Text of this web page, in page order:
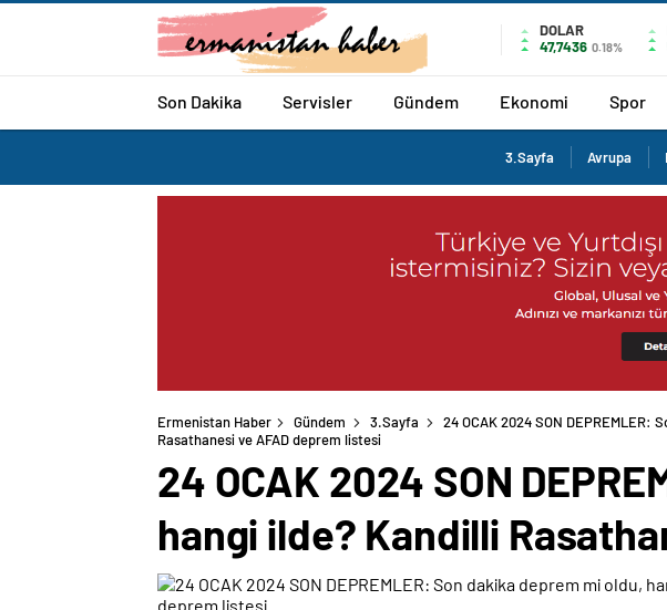
DOLAR
47,7436 0.18%
Son Dakika Servisler Gündem Ekonomi Spor
3.Sayfa Avrupa
Ermenistan Haber Gündem 3.Sayfa
24 OCAK 2024 SON DEPREMLER:
Rasathanesi ve AFAD deprem listesi
24 OCAK 2024 SON
hangi ilde? Kandilli